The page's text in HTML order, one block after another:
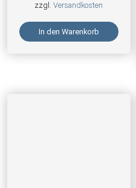
zzgl.Versandkosten
In den Warenkorb